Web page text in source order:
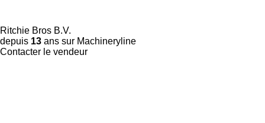
Ritchie Bros B.V.
depuis 13 ans sur Machineryline
Contacter le vendeur